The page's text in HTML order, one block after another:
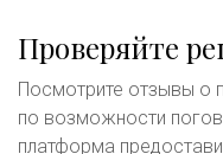
Проверяйте
Посмотрите отзывы о
по возможности
платформа